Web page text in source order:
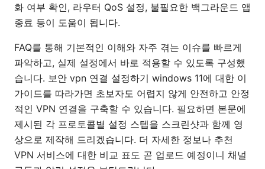
화 여부 확인, 라우터 QoS 설정, 불필요한 백그라운드 앱
종료 등이 도움이 됩니다.
FAQ를 통해 기본적인 이해와 자주 겪는 이슈를 빠르게
파악하고, 실제 설정에서 바로 적용할 수 있도록 구성했
습니다. 보안 vpn 연결 설정하기 windows 11에 대한 이
가이드를 따라가면 초보자도 어렵지 않게 안전하고 안정
적인 VPN 연결을 구축할 수 있습니다. 필요하면 본문에
제시된 각 프로토콜별 설정 스텝을 스크린샷과 함께 영
상으로 제작해 드리겠습니다. 더 자세한 정보나 추천
VPN 서비스에 대한 비교 표도 곧 업로드 예정이니 채널